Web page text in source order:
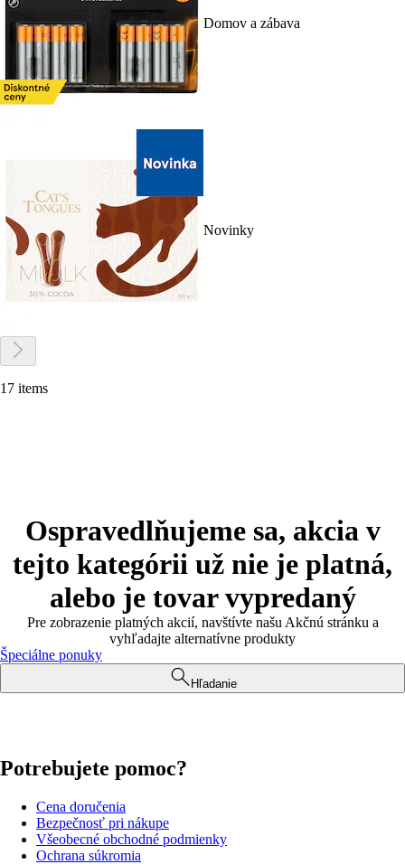
Domov a zábava
Novinky
17 items
Ospravedlňujeme sa, akcia v
tejto kategórii už nie je platná,
alebo je tovar vypredaný
Pre zobrazenie platných akcií, navštívte našu Akčnú stránku a
vyhľadajte alternatívne produkty
Špeciálne ponuky
Hľadanie
Potrebujete pomoc?
Cena doručenia
Bezpečnosť pri nákupe
Všeobecné obchodné podmienky
Ochrana súkromia